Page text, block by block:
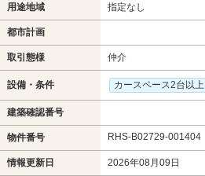
用途地域 指定なし
都市計画
取引態様 仲介
設備・条件 カースペース2台以上
建築確認番号
物件番号 RHS-B02729-001404
情報更新日 2026年08月09日